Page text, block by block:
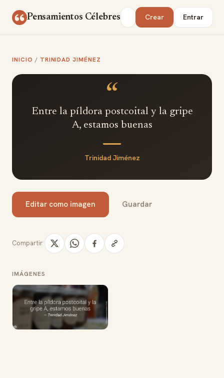
Pensamientos Célebres Buscar Crear Entrar
INICIO / TRINIDAD JIMÉNEZ
“
Entre la píldora postcoital y la gripe
A, estamos buenas
Trinidad Jiménez
Editar como imagen Guardar
Compartir
IMÁGENES